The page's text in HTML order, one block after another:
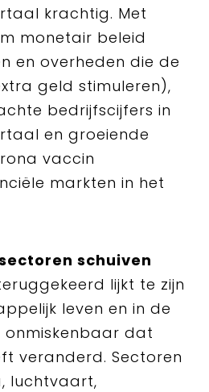
krachtig. Met
monetair beleid
en overheden die de
geld stimuleren),
bedrijfscijfers in
en groeiende
vaccin
markten in het
schuiven
lijkt te zijn
leven en in de
onmiskenbaar dat
veranderd. Sectoren
luchtvaart,